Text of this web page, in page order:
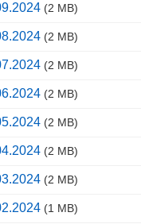
(2 MB)
(2 MB)
(2 MB)
(2 MB)
(2 MB)
(2 MB)
(2 MB)
(1 MB)